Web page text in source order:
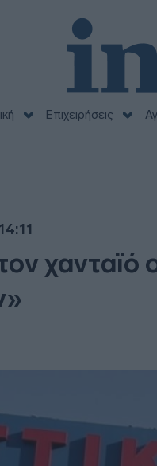
Επιχειρήσεις
χανταϊό